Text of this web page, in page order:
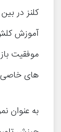
کلنز در
آموزش
موفقیت
های خاصی
به عنوان